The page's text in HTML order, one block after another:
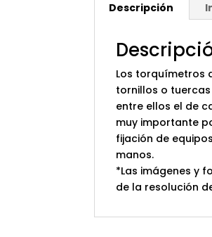
Descripción
Los torquímetros
tornillos o
entre ellos el de
muy importante
fijación de
manos.
*Las imágenes y
de la resolución